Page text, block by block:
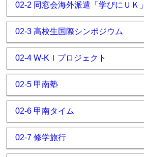
02-2 同窓会海外派遣「学びにＵＫ」
02-3 高校生国際シンポジウム
02-4 W-KＩプロジェクト
02-5 甲南塾
02-6 甲南タイム
02-7 修学旅行